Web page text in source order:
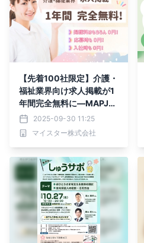
【先着100社限定】介護・
福祉業界向け求人掲載が1
年間完全無料に―MAPJO
Bが地元採用を強化する画
期的キャンペーン開始
2025-09-30 11:25
マイスター株式会社